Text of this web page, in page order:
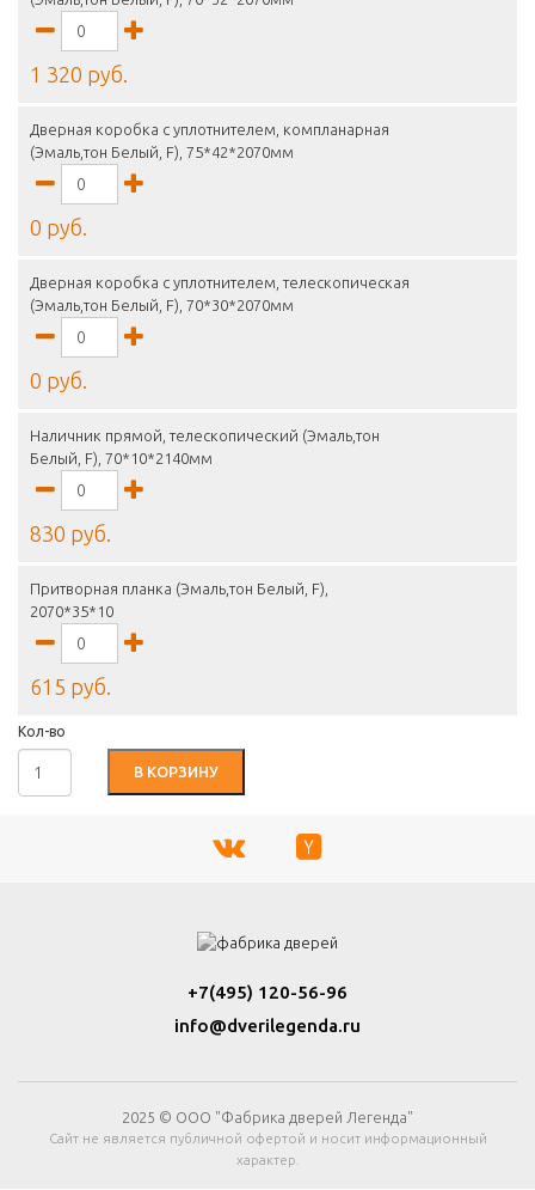
1 320 руб.
Дверная коробка с уплотнителем, компланарная
(Эмаль,тон Белый, F), 75*42*2070мм
0 руб.
Дверная коробка с уплотнителем, телескопическая
(Эмаль,тон Белый, F), 70*30*2070мм
0 руб.
Наличник прямой, телескопический (Эмаль,тон
Белый, F), 70*10*2140мм
830 руб.
Притворная планка (Эмаль,тон Белый, F),
2070*35*10
615 руб.
Кол-во
В КОРЗИНУ
+7(495) 120-56-96
info@dverilegenda.ru
2025 © ООО "Фабрика дверей Легенда"
Сайт не является публичной офертой и носит информационный
характер.